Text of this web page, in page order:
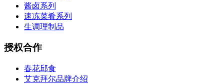
酱卤系列
速冻菜肴系列
生调理制品
授权合作
春花邱食
艾克拜尔品牌介绍